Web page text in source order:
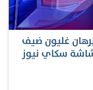
غليون ضيف
سكاي نيوز